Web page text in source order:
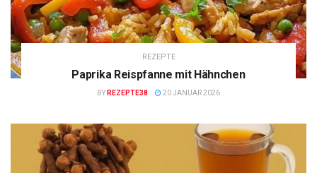
REZEPTE
Paprika Reispfanne mit Hähnchen
BY REZEPTE38 20 JANUAR 2026